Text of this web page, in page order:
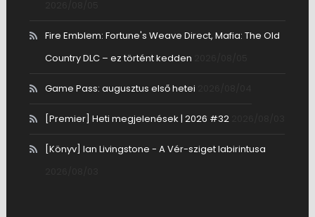
Fire Emblem: Fortune's Weave Direct, Mafia: The Old
Country DLC – ez történt kedden
Game Pass: augusztus első hetei
[Premier] Heti megjelenések | 2026 #32
[Könyv] Ian Livingstone - A Vér-sziget labirintusa